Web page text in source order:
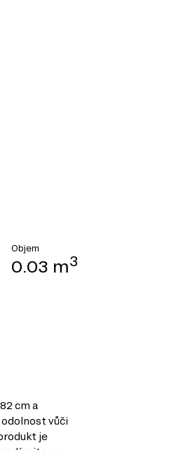
Objem
0.03 m3
cm a
vůči
je